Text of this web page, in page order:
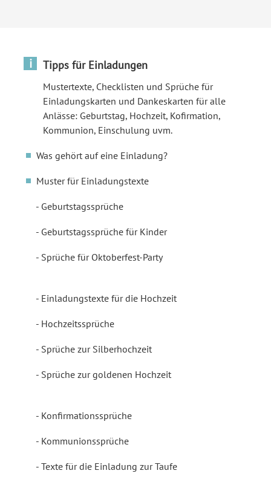
i Tipps für Einladungen
Mustertexte, Checklisten und Sprüche für
Einladungskarten und Dankeskarten für alle
Anlässe: Geburtstag, Hochzeit, Kofirmation,
Kommunion, Einschulung uvm.
Was gehört auf eine Einladung?
Muster für Einladungstexte
Geburtstagssprüche
Geburtstagssprüche für Kinder
Sprüche für Oktoberfest-Party
Einladungstexte für die Hochzeit
Hochzeitssprüche
Sprüche zur Silberhochzeit
Sprüche zur goldenen Hochzeit
Konfirmationssprüche
Kommunionssprüche
Texte für die Einladung zur Taufe